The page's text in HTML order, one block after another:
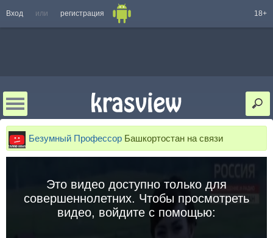
Вход или регистрация 18+
Безумный Профессор Башкортостан на связи
Это видео доступно только для
совершеннолетних. Чтобы просмотреть
видео, войдите с помощью: